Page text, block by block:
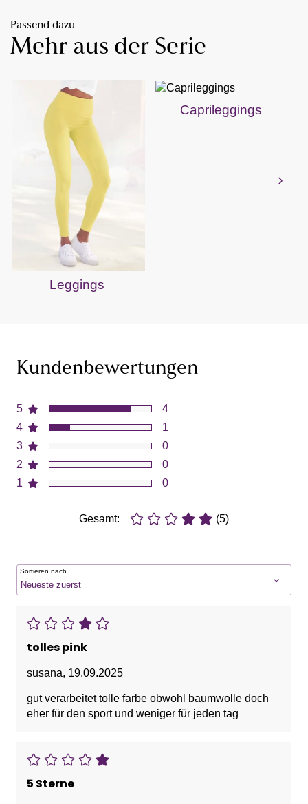
Passend dazu
Mehr aus der Serie
Leggings
Caprileggings
Kundenbewertungen
5
4
3
2
1
4
1
0
0
0
Gesamt: (5)
Sortieren nach
tolles pink
susana, 19.09.2025
gut verarbeitet tolle farbe obwohl baumwolle doch
eher für den sport und weniger für jeden tag
5 Sterne